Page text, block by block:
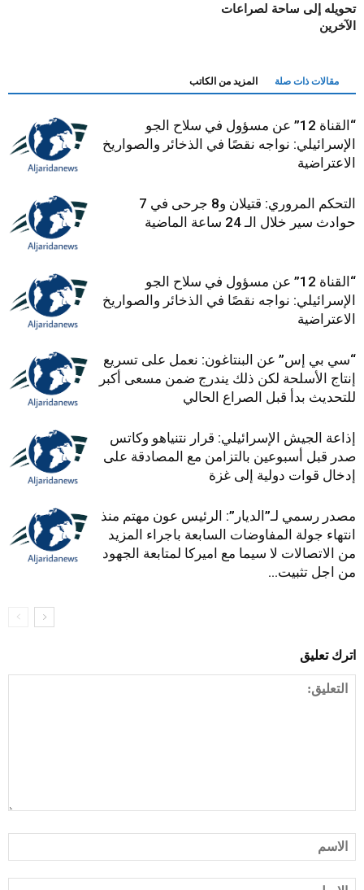
تحويله إلى ساحة لصراعات
الآخرين
مقالات ذات صلة المزيد من الكاتب
“القناة 12” عن مسؤول في سلاح الجو
الإسرائيلي: نواجه نقصًا في الذخائر والصواريخ
الاعتراضية
التحكم المروري: قتيلان و8 جرحى في 7
حوادث سير خلال الـ 24 ساعة الماضية
“القناة 12” عن مسؤول في سلاح الجو
الإسرائيلي: نواجه نقصًا في الذخائر والصواريخ
الاعتراضية
“سي بي إس” عن البنتاغون: نعمل على تسريع
إنتاج الأسلحة لكن ذلك يندرج ضمن مسعى أكبر
للتحديث بدأ قبل الصراع الحالي
إذاعة الجيش الإسرائيلي: قرار نتنياهو وكاتس
صدر قبل أسبوعين بالتزامن مع المصادقة على
إدخال قوات دولية إلى غزة
مصدر رسمي لـ”الديار”: الرئيس عون مهتم منذ
انتهاء جولة المفاوضات السابعة باجراء المزيد
من الاتصالات لا سيما مع اميركا لمتابعة الجهود
من اجل تثبيت...
اترك تعليق